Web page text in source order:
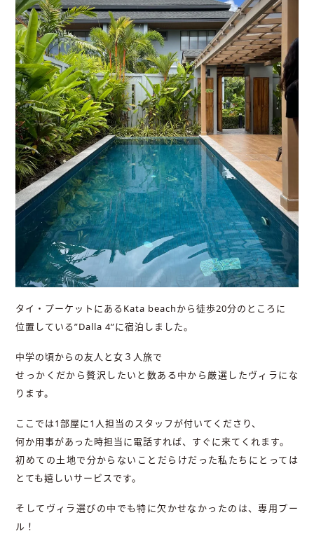
タイ・プーケットにあるKata beachから徒歩20分のところに
位置している”Dalla 4”に宿泊しました。
中学の頃からの友人と女３人旅で
せっかくだから贅沢したいと数ある中から厳選したヴィラにな
ります。
ここでは1部屋に1人担当のスタッフが付いてくださり、
何か用事があった時担当に電話すれば、すぐに来てくれます。
初めての土地で分からないことだらけだった私たちにとっては
とても嬉しいサービスです。
そしてヴィラ選びの中でも特に欠かせなかったのは、専用プー
ル！